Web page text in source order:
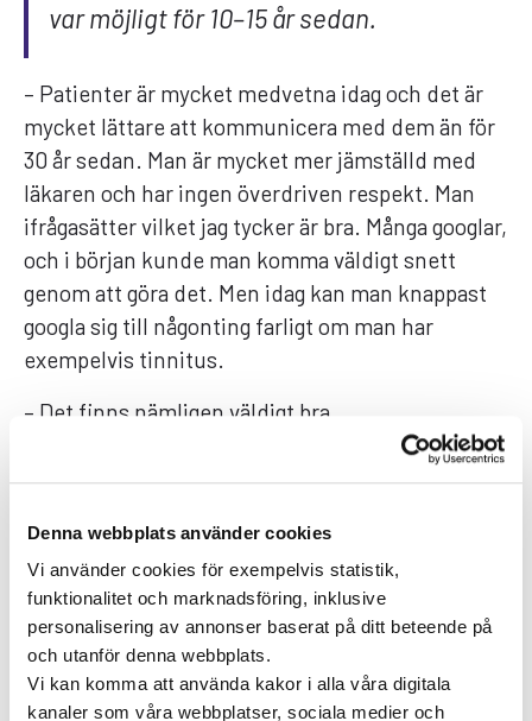
Denna webbplats använder cookies
Vi använder cookies för exempelvis statistik,
funktionalitet och marknadsföring, inklusive
personalisering av annonser baserat på ditt beteende på
och utanför denna webbplats.
Vi kan komma att använda kakor i alla våra digitala
kanaler som våra webbplatser, sociala medier och
var möjligt för 10–15 år sedan.
– Patienter är mycket medvetna idag och det är
mycket lättare att kommunicera med dem än för
30 år sedan. Man är mycket mer jämställd med
läkaren och har ingen överdriven respekt. Man
ifrågasätter vilket jag tycker är bra. Många googlar,
och i början kunde man komma väldigt snett
genom att göra det. Men idag kan man knappast
googla sig till någonting farligt om man har
exempelvis tinnitus.
– Det finns nämligen väldigt bra
informationskällor idag och sedan gäller det att
med min hjälp luska ut vad som är den
har en likadan diagnos, så kommer deras väg inte
alls att se likadan ut, berättar Annika.
Den forskningsmässiga och kliniska utvecklingen
inom öron-näsa-hals går framåt, berättar hon
vidare.